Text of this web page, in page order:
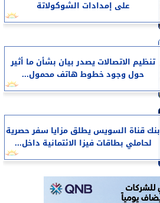
على إمدادات الشوكولاتة
تنظيم الاتصالات يصدر بيان بشأن ما أثير
حول وجود خطوط هاتف محمول...
بنك قناة السويس يطلق مزايا سفر حصرية
لحاملي بطاقات فيزا الائتمانية داخل...